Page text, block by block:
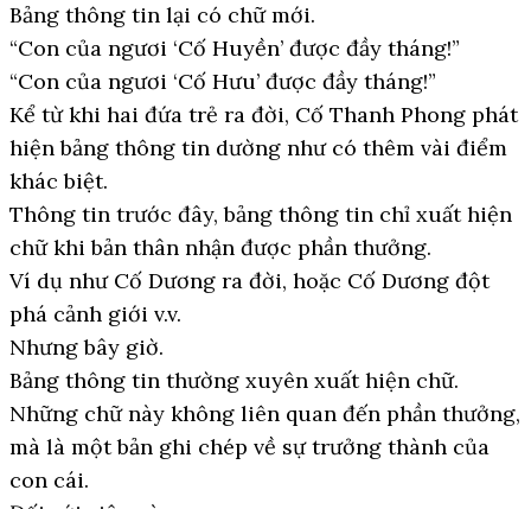
Bảng thông tin lại có chữ mới.
“Con của ngươi ‘Cố Huyền’ được đầy tháng!”
“Con của ngươi ‘Cố Hưu’ được đầy tháng!”
Kể từ khi hai đứa trẻ ra đời, Cố Thanh Phong phát
hiện bảng thông tin dường như có thêm vài điểm
khác biệt.
Thông tin trước đây, bảng thông tin chỉ xuất hiện
chữ khi bản thân nhận được phần thưởng.
Ví dụ như Cố Dương ra đời, hoặc Cố Dương đột
phá cảnh giới v.v.
Nhưng bây giờ.
Bảng thông tin thường xuyên xuất hiện chữ.
Những chữ này không liên quan đến phần thưởng,
mà là một bản ghi chép về sự trưởng thành của
con cái.